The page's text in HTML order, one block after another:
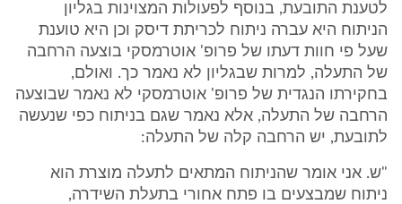
לטענת התובעת, בנוסף לפעולות המצוינות בגליון
הניתוח היא עברה ניתוח לכריתת דיסק וכן היא טוענת
שעל פי חוות דעתו של פרופ' אוטרמסקי בוצעה הרחבה
של התעלה, למרות שבגליון לא נאמר כך. ואולם,
בחקירתו הנגדית של פרופ' אוטרמסקי לא נאמר שבוצעה
הרחבה של התעלה, אלא נאמר שגם בניתוח כפי שנעשה
לתובעת, יש הרחבה קלה של התעלה:
"ש. אני אומר שהניתוח המתאים לתעלה מוצרת הוא
ניתוח שמבצעים בו פתח אחורי בתעלת השידרה,